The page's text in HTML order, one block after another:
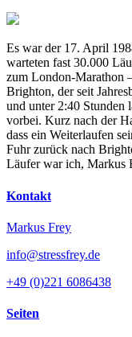
Es war der 17. April
warteten fast 30.000
zum London-Marathon
Brighton, der seit
und unter 2:40 Stunden
vorbei. Kurz nach der
dass ein Weiterlaufen
Fuhr zurück nach
Läufer war ich, Markus
Kontakt
Markus Frey
info@stressfrey.de
+49 (0)221 6086438
Seiten